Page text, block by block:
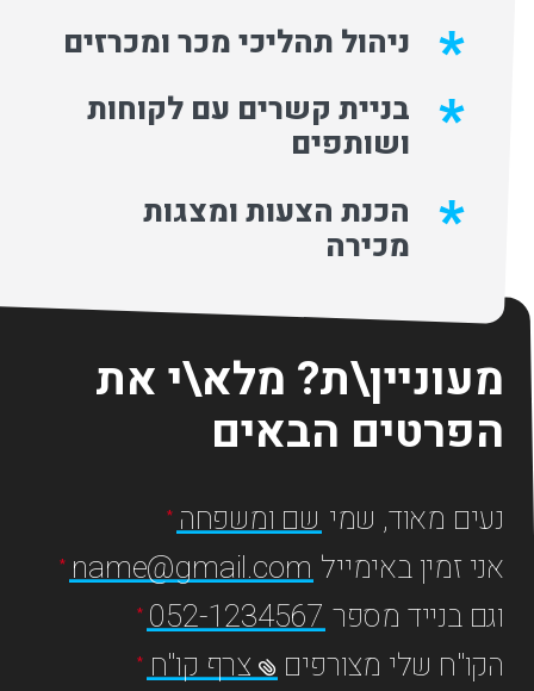
ניהול תהליכי מכר ומכרזים
בניית קשרים עם לקוחות
ושותפים
הכנת הצעות ומצגות
מכירה
מעוניין\ת? מלא\י את
הפרטים הבאים
נעים מאוד, שמי שם ומשפחה
אני זמין באימייל name@gmail.com
וגם בנייד מספר 052-1234567
הקו"ח שלי מצורפים צרף קו"ח